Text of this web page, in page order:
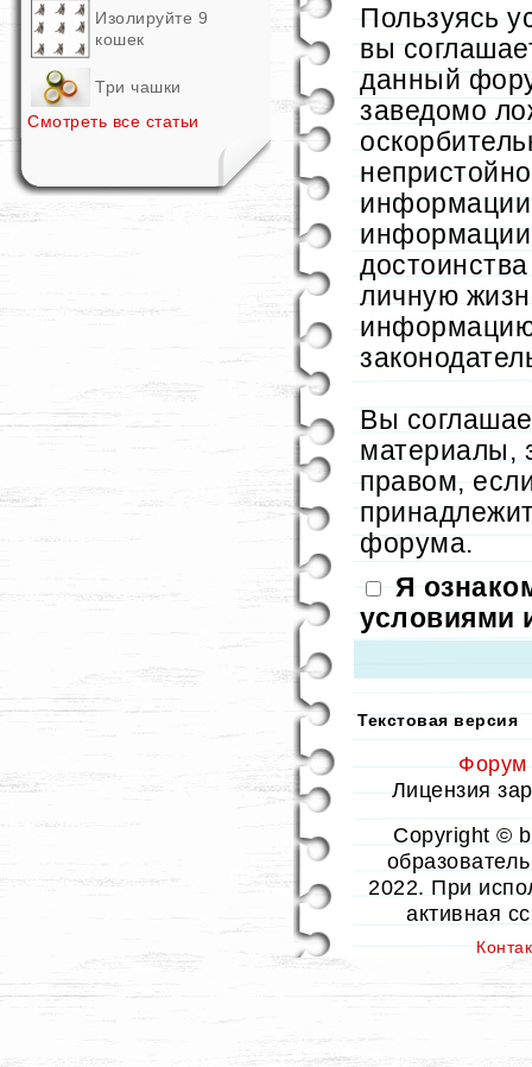
Изолируйте 9
кошек
Три чашки
Смотреть все статьи
Пользуясь
вы
данный
заведомо
информации
личную
Вы
материалы,
правом,
форума.
Я
условиями
Текстовая версия
Форум
Лицензия
Copyright ©
2022. При
активная